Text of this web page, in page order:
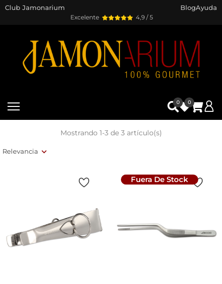
Excelente 4,9 / 5
Club Jamonarium BlogAyuda
0 0
Relevancia
Mostrando 1-3 de 3 artículo(s)
Fuera De Stock